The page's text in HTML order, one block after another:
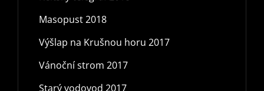
Masopust 2018
Výšlap na Krušnou horu 2017
Vánoční strom 2017
Starý vodovod 2017